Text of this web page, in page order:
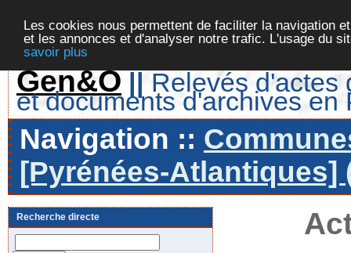
Les cookies nous permettent de faciliter la navigation
et les annonces et d'analyser notre trafic. L'usage du
savoir plus
Gen&O || Relevés d'actes
et documents d'archives en
Navigation ::
[Pyrénées-Atlantiques]
Recherche directe